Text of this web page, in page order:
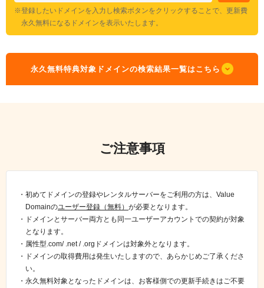
登録したいドメインを入力し検索ボタンをクリックすることで、更新費
永久無料になるドメインを表示いたします。
永久無料特典対象ドメインの検索結果一覧はこちら
ご注意事項
初めてドメインの登録やレンタルサーバーをご利⽤の⽅は、Value
Domainのユーザー登録（無料） が必要となります。
ドメインとサーバー両方とも同一ユーザーアカウントでの契約が対象
となります。
属性型.com/ .net / .orgドメインは対象外となります。
ドメインの取得費用は発生いたしますので、あらかじめご了承くださ
い。
永久無料対象となったドメインは、お客様側での更新手続きはご不要